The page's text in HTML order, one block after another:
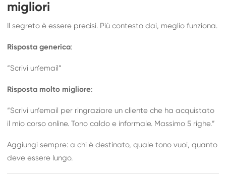
migliori
Il segreto è essere precisi. Più contesto dai, meglio funziona.
Risposta generica:
“Scrivi un’email”
Risposta molto migliore:
“Scrivi un’email per ringraziare un cliente che ha acquistato
il mio corso online. Tono caldo e informale. Massimo 5 righe.”
Aggiungi sempre: a chi è destinato, quale tono vuoi, quanto
deve essere lungo.